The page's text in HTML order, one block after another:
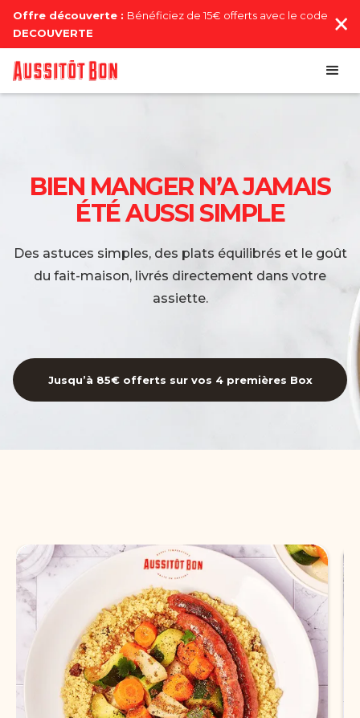
Offre découverte : Bénéficiez de 15€ offerts avec le code
DECOUVERTE
BIEN MANGER N’A JAMAIS
ÉTÉ AUSSI SIMPLE
Des astuces simples, des plats équilibrés et le goût
du fait-maison, livrés directement dans votre
assiette.
Jusqu’à 85€ offerts sur vos 4 premières Box